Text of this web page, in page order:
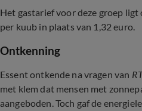
Het gastarief voor deze groep ligt
per kuub in plaats van 1,32 euro.
Ontkenning
Essent ontkende na vragen van
met klem dat mensen met
aangeboden. Toch gaf de